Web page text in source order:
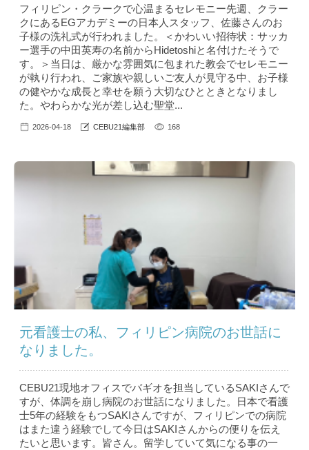
フィリピン・クラークで心温まるセレモニー先週、クラー
クにあるEGアカデミーの日本人スタッフ、佐藤さんのお
子様の洗礼式が行われました。＜かわいい招待状：サッカ
ー選手の中田英寿の名前からHidetoshiと名付けたそうで
す。＞当日は、厳かな雰囲気に包まれた教会でセレモニー
が執り行われ、ご家族や親しいご友人が見守る中、お子様
の健やかな成長と幸せを願う大切なひとときとなりまし
た。やわらかな光が差し込む聖堂...
2026-04-18 CEBU21編集部 168
元看護士の私、フィリピン病院のお世話に
なりました。
CEBU21現地オフィスでバギオを担当しているSAKIさんで
すが、体調を崩し病院のお世話になりました。日本で看護
士5年の経験をもつSAKIさんですが、フィリピンでの病院
はまた違う経験でして今日はSAKIさんからの便りを伝え
たいと思います。皆さん。留学していて気になる事の一